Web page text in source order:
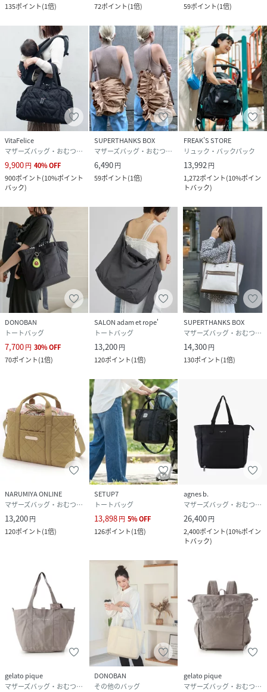
＜本体重さ＞
約610ｇ（多少個体差があります）
＊＊＊＊＊＊＊＊＊＊＊＊＊＊＊＊＊＊＊＊＊
ペアレンツバッグ、ママバッグ、ママトート、マザーズバッ
グ、陣痛バッグ、通勤、通学、など幅広く活躍してくれて、
出産祝いなどのギフトとしての需要も高く、贈っても、もら
っても嬉しいアイテムです。
ユニセックスにお使いいただけるデザインとサイズなので、
家族でシェアしやすいのもポイントです。
性別タイプ
原産国
素材
＜本体＞:ポリエステル100%
＜ハンドル・ショルダー＞:ポリエステル100%
サイズ ONESIZE
クリーニング 手洗い可
品番
NN1396_SP213
SP213-NQ6-BLK-ONE NN1396)
135ポイント(1倍)
72ポイント(1倍)
59ポイント(1倍)
VitaFelice
マザーズバッグ・おむつポーチ
9,900円 40%OFF
900ポイント(10%ポイント
バック)
SUPERTHANKS BOX
マザーズバッグ・おむつポーチ
6,490円
59ポイント(1倍)
FREAK’S STORE
リュック・バックパック
13,992円
1,272ポイント(10%ポイン
トバック)
DONOBAN
トートバッグ
7,700円 30%OFF
70ポイント(1倍)
SALON adam et rope'
トートバッグ
13,200円
120ポイント(1倍)
SUPERTHANKS BOX
マザーズバッグ・おむつポーチ
14,300円
130ポイント(1倍)
NARUMIYA ONLINE
マザーズバッグ・おむつポーチ
13,200円
120ポイント(1倍)
SETUP7
トートバッグ
13,898円 5%OFF
126ポイント(1倍)
agnes b.
マザーズバッグ・おむつポーチ
26,400円
2,400ポイント(10%ポイン
トバック)
gelato pique
マザーズバッグ・おむつポーチ
DONOBAN
その他のバッグ
gelato pique
マザーズバッグ・おむつポーチ